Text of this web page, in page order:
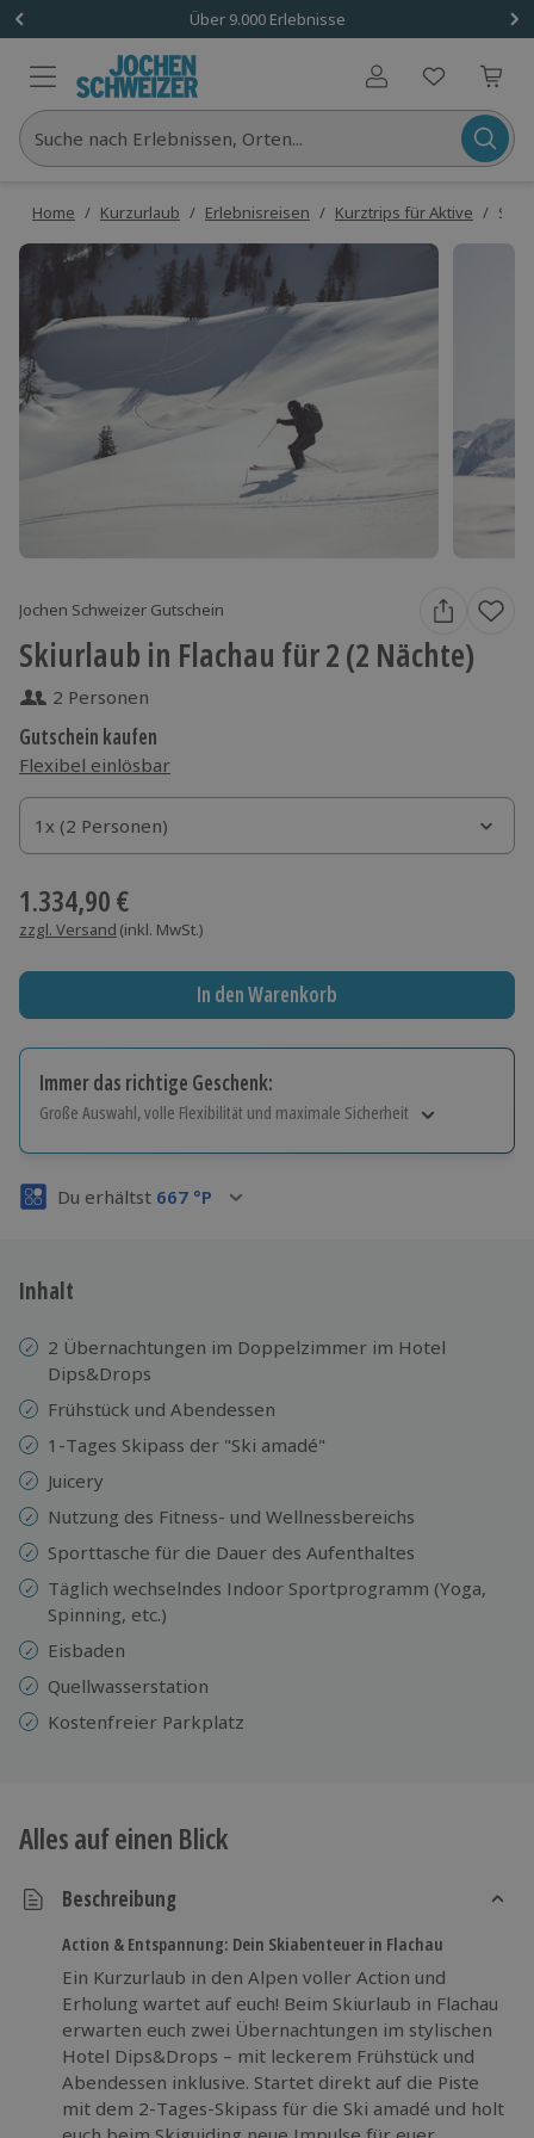
Über 9.000 Erlebnisse
Benutzerkonto
Suche nach Erlebnissen, Orten...
Home / Kurzurlaub / Erlebnisreisen / Kurztrips für Aktive /
Jochen Schweizer Gutschein
Skiurlaub in Flachau für 2 (2 Nächte)
2 Personen
Gutschein kaufen
Flexibel einlösbar
1x (2 Personen)
1x (2 Personen)
1x (2 Personen)
1.334,90 €
zzgl. Versand (inkl. MwSt.)
In den Warenkorb
Immer das richtige Geschenk:
Große Auswahl, volle Flexibilität und maximale Sicherheit
Volle Flexibilität
3 Jahre gültig & verlängerbar.
Du erhältst 667 °P
Inhalt
2 Übernachtungen im Doppelzimmer im Hotel
Dips&Drops
Frühstück und Abendessen
1-Tages Skipass der "Ski amadé"
Juicery
Nutzung des Fitness- und Wellnessbereichs
Sporttasche für die Dauer des Aufenthaltes
Täglich wechselndes Indoor Sportprogramm (Yoga,
Spinning, etc.)
Eisbaden
Quellwasserstation
Kostenfreier Parkplatz
Alles auf einen Blick
Beschreibung
Action & Entspannung: Dein Skiabenteuer in Flachau
Ein Kurzurlaub in den Alpen voller Action und
Erholung wartet auf euch! Beim Skiurlaub in Flachau
erwarten euch zwei Übernachtungen im stylischen
Hotel Dips&Drops – mit leckerem Frühstück und
Abendessen inklusive. Startet direkt auf die Piste
mit dem 2-Tages-Skipass für die Ski amadé und holt